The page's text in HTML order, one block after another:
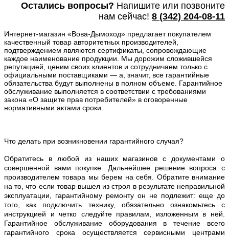
Остались вопросы? Напишите или позвоните
нам сейчас! 8 (342) 204-08-11
Интернет-магазин «Вова-Дымоход» предлагает покупателем
качественный товар авторитетных производителей,
подтверждением являются сертификаты, сопровождающие
каждое наименование продукции. Мы дорожим сложившейся
репутацией, ценим своих клиентов и сотрудничаем только с
официальными поставщиками — а, значит, все гарантийные
обязательства будут выполнены в полном объеме. Гарантийное
обслуживание выполняется в соответствии с требованиями
закона «О защите прав потребителей» в оговоренные
нормативными актами сроки.
Что делать при возникновении гарантийного случая?
Обратитесь в любой из наших магазинов с документами о
совершенной вами покупке. Дальнейшее решение вопроса с
производителем товара мы берем на себя. Обратите внимание
на то, что если товар вышел из строя в результате неправильной
эксплуатации, гарантийному ремонту он не подлежит: еще до
того, как подключить технику, обязательно ознакомьтесь с
инструкцией и четко следуйте правилам, изложенным в ней.
Гарантийное обслуживание оборудования в течение всего
гарантийного срока осуществляется сервисными центрами